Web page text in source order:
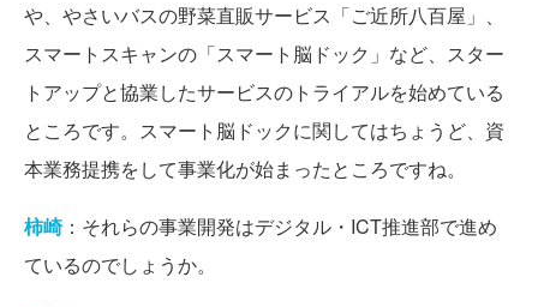
や、やさいバスの野菜直販サービス「ご近所八百屋」、
スマートスキャンの「スマート脳ドック」など、スター
トアップと協業したサービスのトライアルを始めている
ところです。スマート脳ドックに関してはちょうど、資
本業務提携をして事業化が始まったところですね。
柿崎：それらの事業開発はデジタル・ICT推進部で進め
ているのでしょうか。